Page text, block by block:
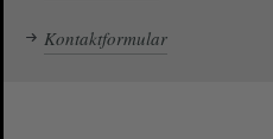
Kontaktformular